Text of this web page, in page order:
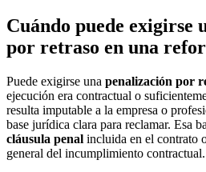
Cuándo puede exigirse
por retraso en una
Puede exigirse una penalización por
ejecución era contractual o
resulta imputable a la empresa o
base jurídica clara para reclamar. Esa
cláusula penal incluida en el contrato
general del incumplimiento contractual.